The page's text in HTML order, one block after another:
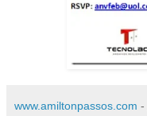
www.amiltonpassos.com -